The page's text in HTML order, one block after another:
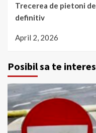
Trecerea de pietoni
definitiv
April 2, 2026
Posibil sa te